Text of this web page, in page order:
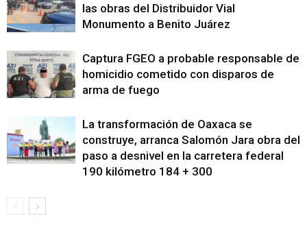
las obras del Distribuidor Vial
Monumento a Benito Juárez
Captura FGEO a probable responsable de
homicidio cometido con disparos de
arma de fuego
La transformación de Oaxaca se
construye, arranca Salomón Jara obra del
paso a desnivel en la carretera federal
190 kilómetro 184 + 300